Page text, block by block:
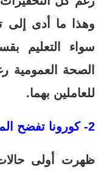
وهذا ما أدى إلى
سواء التعليم
الصحة
للعاملين بهما.
2- كورونا تفضح المستور